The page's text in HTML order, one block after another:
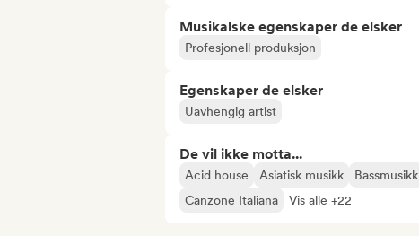
Musikalske egenskaper de elsker
Profesjonell produksjon
Egenskaper de elsker
Uavhengig artist
De vil ikke motta...
Acid house Asiatisk musikk Bassmusikk
Canzone Italiana
Vis alle +22